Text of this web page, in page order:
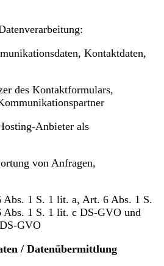
Kontaktdaten,
des Kontaktformulars,
Anbieter als
von Anfragen,
Abs. 1 S. 1 lit. a, Art. 6 Abs. 1 S.
1 S. 1 lit. c DS-GVO und
GVO
/ Datenübermittlung